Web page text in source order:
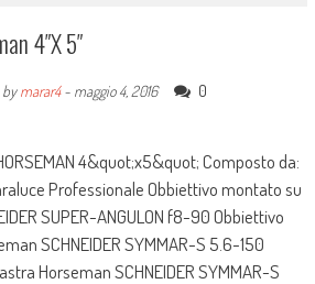
4″x 5″
bymarar4- maggio 4, 2016 0
4&quot;x5&quot; Composto da:
Professionale Obbiettivo montato su
SUPER-ANGULON f8-90 Obbiettivo
SCHNEIDER SYMMAR-S 5.6-150
Horseman SCHNEIDER SYMMAR-S